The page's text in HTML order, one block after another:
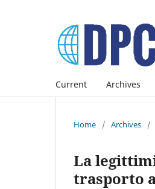
Current Archives
Home / Archives /
La
trasporto